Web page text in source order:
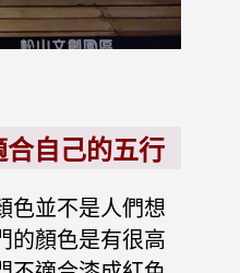
自己的五行
色並不是人們想
的顏色是有很高